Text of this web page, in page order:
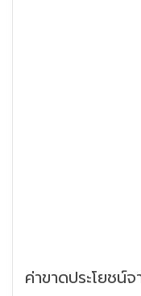
ค่าขาดประโยชน์